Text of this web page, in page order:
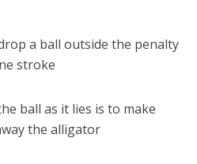
a ball outside the penalty
stroke
ball as it lies is to make
the alligator